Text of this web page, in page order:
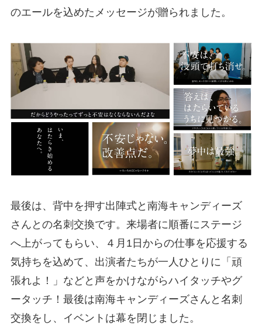
のエールを込めたメッセージが贈られました。
最後は、背中を押す出陣式と南海キャンディーズ
さんとの名刺交換です。来場者に順番にステージ
へ上がってもらい、４月1日からの仕事を応援する
気持ちを込めて、出演者たちが一人ひとりに「頑
張れよ！」などと声をかけながらハイタッチやグ
ータッチ！最後は南海キャンディーズさんと名刺
交換をし、イベントは幕を閉じました。